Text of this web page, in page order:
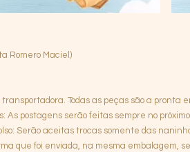
Romero Maciel)
Todas as peças são a pronta
As postagens serão feitas sempre no
Serão aceitas trocas somente das
que foi enviada, na mesma embalagem,